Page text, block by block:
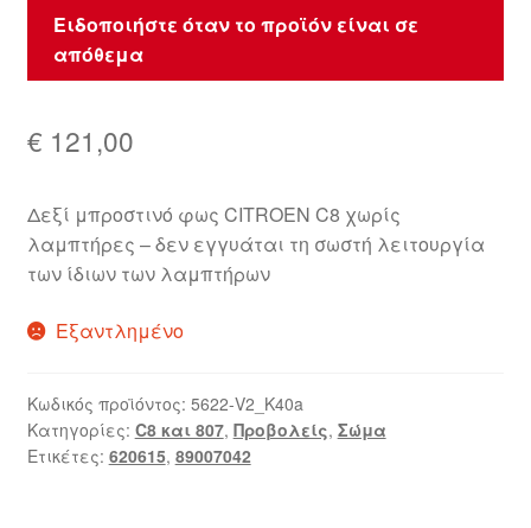
Ειδοποιήστε όταν το προϊόν είναι σε
απόθεμα
€ 121,00
Δεξί μπροστινό φως CITROEN C8 χωρίς
λαμπτήρες – δεν εγγυάται τη σωστή λειτουργία
των ίδιων των λαμπτήρων
Εξαντλημένο
Κωδικός προϊόντος: 5622-V2_K40a
Κατηγορίες: C8 και 807, Προβολείς, Σώμα
Ετικέτες: 620615, 89007042